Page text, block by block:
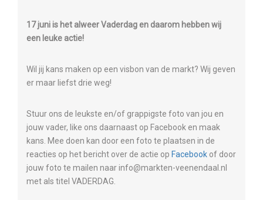
17 juni is het alweer Vaderdag en daarom hebben wij
een leuke actie!
Wil jij kans maken op een visbon van de markt? Wij geven
er maar liefst drie weg!
Stuur ons de leukste en/of grappigste foto van jou en
jouw vader, like ons daarnaast op Facebook en maak
kans. Mee doen kan door een foto te plaatsen in de
reacties op het bericht over de actie op Facebook of door
jouw foto te mailen naar info@markten-veenendaal.nl
met als titel VADERDAG.